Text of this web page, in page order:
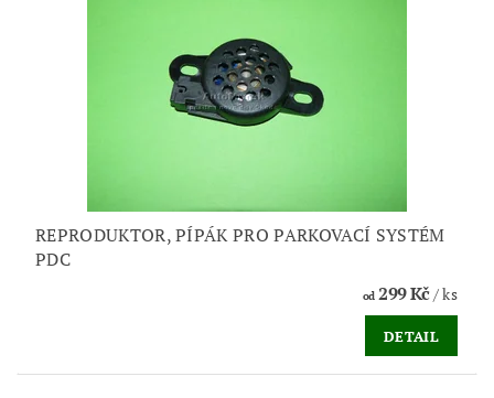
REPRODUKTOR, PÍPÁK PRO PARKOVACÍ SYSTÉM
PDC
od299 Kč/ ks
DETAIL